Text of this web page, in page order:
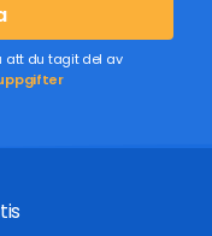
att du tagit del av